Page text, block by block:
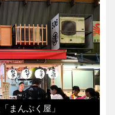
まんぷく屋」